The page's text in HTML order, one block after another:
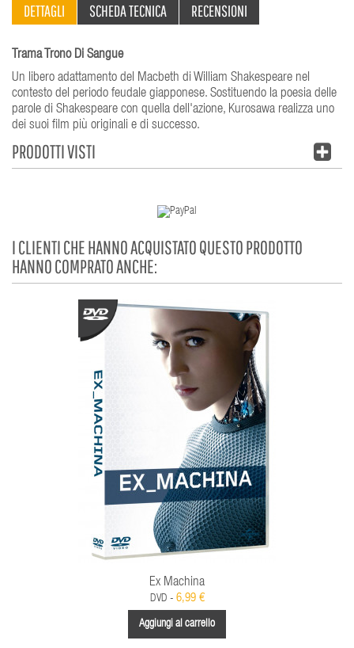
DETTAGLI SCHEDA TECNICA RECENSIONI
Trama Trono Di Sangue
Un libero adattamento del Macbeth di William Shakespeare nel
contesto del periodo feudale giapponese. Sostituendo la poesia delle
parole di Shakespeare con quella dell'azione, Kurosawa realizza uno
dei suoi film più originali e di successo.
PRODOTTI VISTI
I CLIENTI CHE HANNO ACQUISTATO QUESTO PRODOTTO
HANNO COMPRATO ANCHE:
Ex Machina
DVD - 6,99 €
Aggiungi al carrello